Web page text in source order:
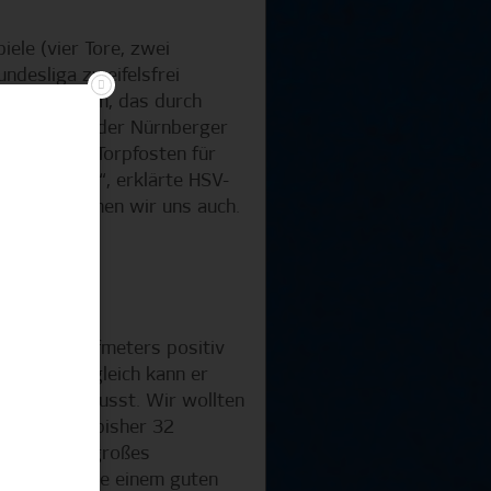
(vier Tore, zwei
zweifelsfrei
HSV-Team, das durch
das 2:1 der Nürnberger
als der Torpfosten für
dran“, erklärte HSV-
belohnen wir uns auch.
können.“
Elfmeters positiv
„Zugleich kann er
uns bewusst. Wir wollten
der bisher 32
hat, sein großes
Ball sowie einem guten